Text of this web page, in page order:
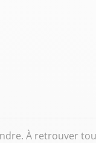
À retrouver